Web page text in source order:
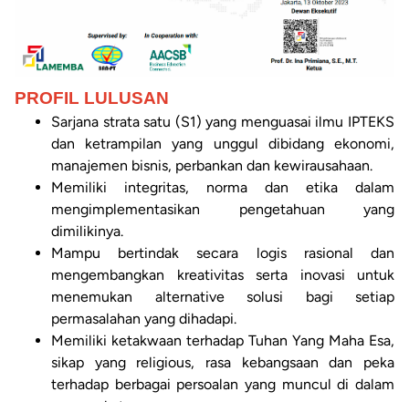
PROFIL LULUSAN
Sarjana strata satu (S1) yang menguasai ilmu IPTEKS
dan ketrampilan yang unggul dibidang ekonomi,
manajemen bisnis, perbankan dan kewirausahaan.
Memiliki integritas, norma dan etika dalam
mengimplementasikan pengetahuan yang
dimilikinya.
Mampu bertindak secara logis rasional dan
mengembangkan kreativitas serta inovasi untuk
menemukan alternative solusi bagi setiap
permasalahan yang dihadapi.
Memiliki ketakwaan terhadap Tuhan Yang Maha Esa,
sikap yang religious, rasa kebangsaan dan peka
terhadap berbagai persoalan yang muncul di dalam